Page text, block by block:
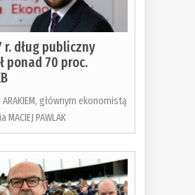
r. dług publiczny
ponad 70 proc.
ARAKIEM, głównym ekonomistą
PAWLAK